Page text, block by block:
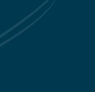
Tools: Alle
bieten bereits in
Funktion an,